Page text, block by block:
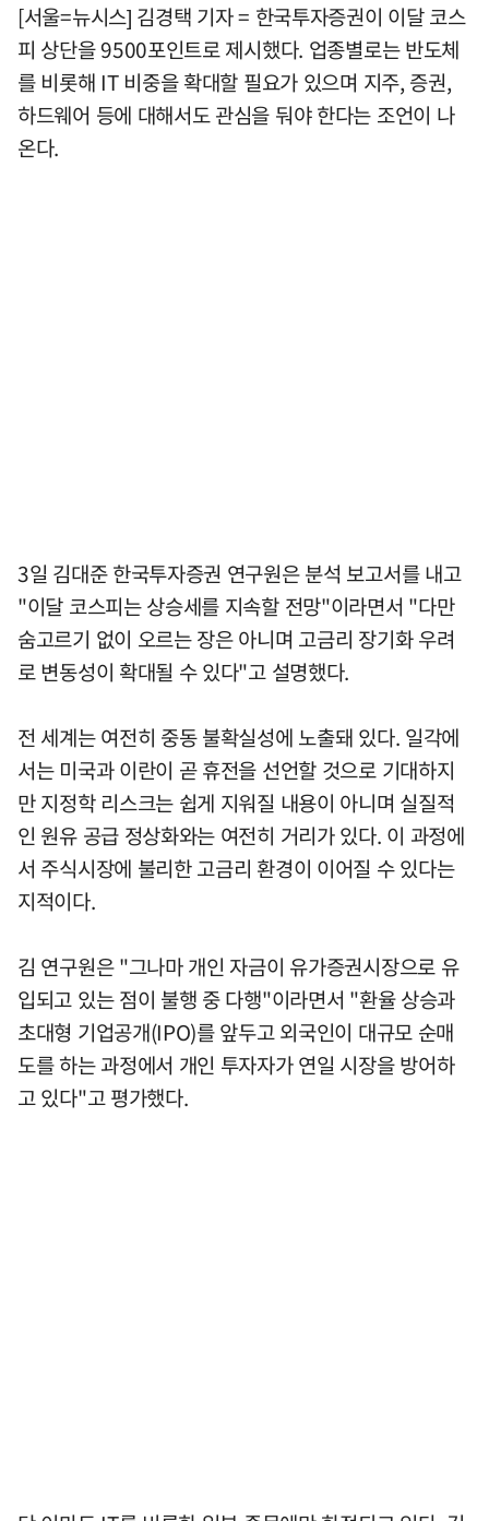
[서울=뉴시스] 김경택 기자 = 한국투자증권이 이달 코스
피 상단을 9500포인트로 제시했다. 업종별로는 반도체
를 비롯해 IT 비중을 확대할 필요가 있으며 지주, 증권,
하드웨어 등에 대해서도 관심을 둬야 한다는 조언이 나
온다.
3일 김대준 한국투자증권 연구원은 분석 보고서를 내고
"이달 코스피는 상승세를 지속할 전망"이라면서 "다만
숨고르기 없이 오르는 장은 아니며 고금리 장기화 우려
로 변동성이 확대될 수 있다"고 설명했다.
전 세계는 여전히 중동 불확실성에 노출돼 있다. 일각에
서는 미국과 이란이 곧 휴전을 선언할 것으로 기대하지
만 지정학 리스크는 쉽게 지워질 내용이 아니며 실질적
인 원유 공급 정상화와는 여전히 거리가 있다. 이 과정에
서 주식시장에 불리한 고금리 환경이 이어질 수 있다는
지적이다.
김 연구원은 "그나마 개인 자금이 유가증권시장으로 유
입되고 있는 점이 불행 중 다행"이라면서 "환율 상승과
초대형 기업공개(IPO)를 앞두고 외국인이 대규모 순매
도를 하는 과정에서 개인 투자자가 연일 시장을 방어하
고 있다"고 평가했다.